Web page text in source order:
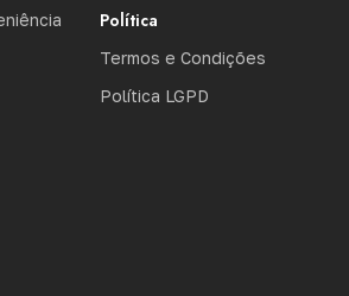
Política
Termos e Condições
Política LGPD